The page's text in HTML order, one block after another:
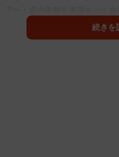
で彫刻作品のようなポージン
続きを